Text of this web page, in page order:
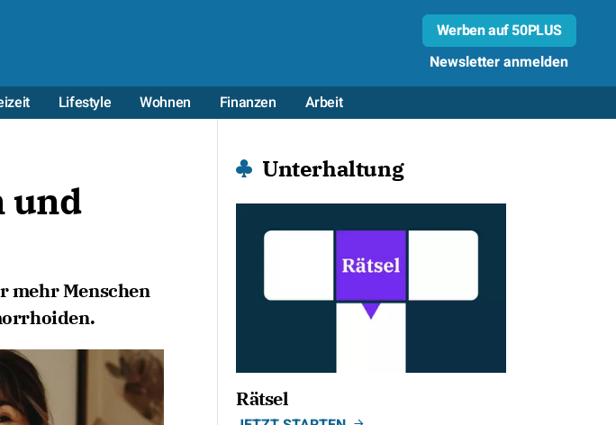
Werben auf 50PLUS
Newsletter anmelden
Lifestyle Wohnen Finanzen Arbeit
und
mehr Menschen
Unterhaltung
Rätsel